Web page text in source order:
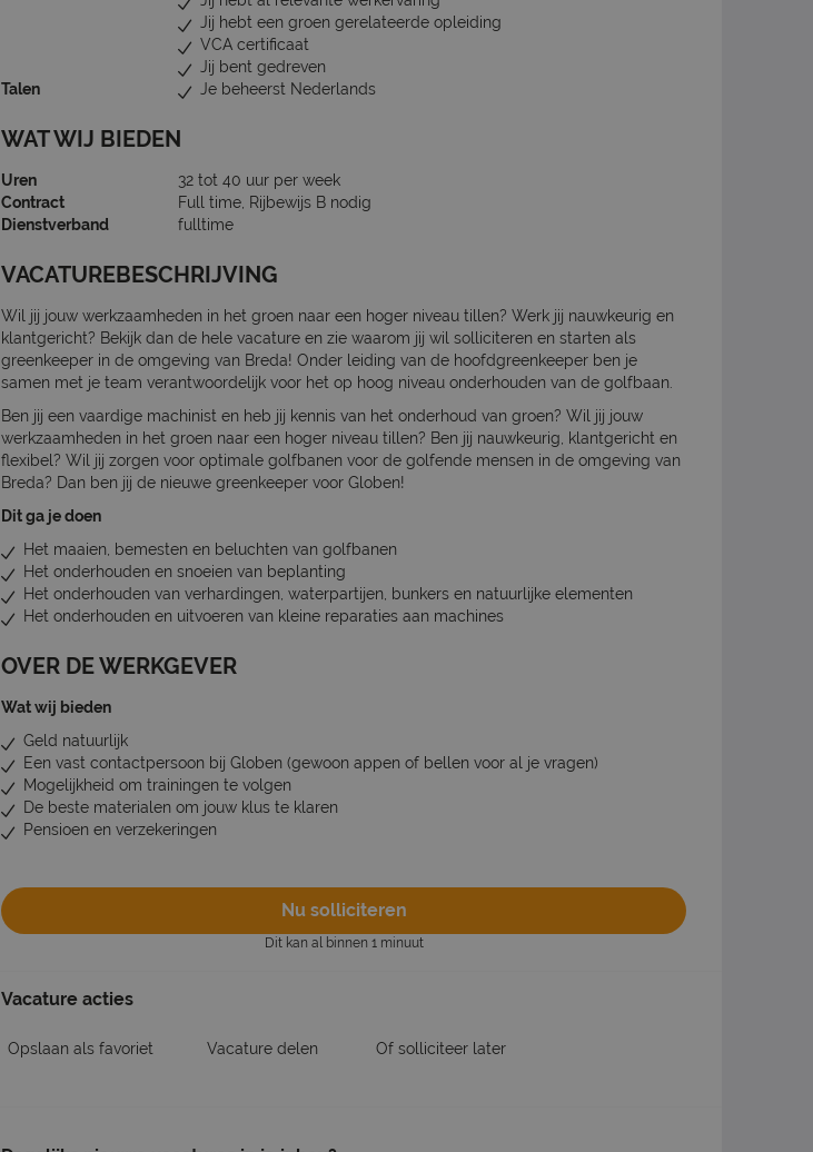
Jij hebt een groen gerelateerde opleiding
VCA certificaat
Jij bent gedreven
Talen
Je beheerst Nederlands
WAT WIJ BIEDEN
Uren
32 tot 40 uur per week
Contract
Full time, Rijbewijs B nodig
Dienstverband
fulltime
VACATUREBESCHRIJVING
Wil jij jouw werkzaamheden in het groen naar een hoger niveau tillen? Werk jij nauwkeurig en
klantgericht? Bekijk dan de hele vacature en zie waarom jij wil solliciteren en starten als
greenkeeper in de omgeving van Breda! Onder leiding van de hoofdgreenkeeper ben je
samen met je team verantwoordelijk voor het op hoog niveau onderhouden van de golfbaan.
Ben jij een vaardige machinist en heb jij kennis van het onderhoud van groen? Wil jij jouw
werkzaamheden in het groen naar een hoger niveau tillen? Ben jij nauwkeurig, klantgericht en
flexibel? Wil jij zorgen voor optimale golfbanen voor de golfende mensen in de omgeving van
Breda? Dan ben jij de nieuwe greenkeeper voor Globen!
Dit ga je doen
Het maaien, bemesten en beluchten van golfbanen
Het onderhouden en snoeien van beplanting
Het onderhouden van verhardingen, waterpartijen, bunkers en natuurlijke elementen
Het onderhouden en uitvoeren van kleine reparaties aan machines
OVER DE WERKGEVER
Wat wij bieden
Geld natuurlijk
Een vast contactpersoon bij Globen (gewoon appen of bellen voor al je vragen)
Mogelijkheid om trainingen te volgen
De beste materialen om jouw klus te klaren
Pensioen en verzekeringen
Nu solliciteren
Dit kan al binnen 1 minuut
Vacature acties
Opslaan als favoriet Vacature delen Of solliciteer later